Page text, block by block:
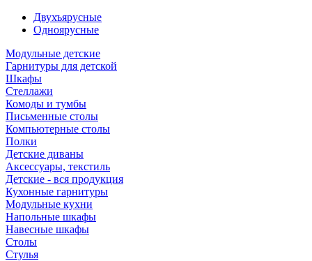
Двухъярусные
Одноярусные
Модульные детские
Гарнитуры для детской
Шкафы
Стеллажи
Комоды и тумбы
Письменные столы
Компьютерные столы
Полки
Детские диваны
Аксессуары, текстиль
Детские - вся продукция
Кухонные гарнитуры
Модульные кухни
Напольные шкафы
Навесные шкафы
Столы
Стулья